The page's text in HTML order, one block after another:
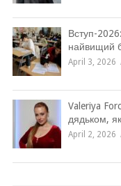
Вступ-
найвищий
April 3, 2026
Valeriya
дядьком,
April 2, 2026